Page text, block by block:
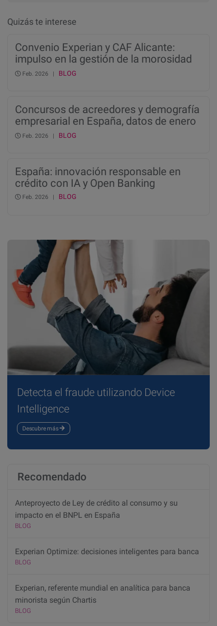
Quizás te interese
Convenio Experian y CAF Alicante:
impulso en la gestión de la morosidad
en fincas
Feb. 2026 | BLOG
Concursos de acreedores y demografía
empresarial en España, datos de enero
de 2026
Feb. 2026 | BLOG
España: innovación responsable en
crédito con IA y Open Banking
Feb. 2026 | BLOG
Detecta el fraude utilizando Device
Intelligence
Descubre más
Recomendado
Anteproyecto de Ley de crédito al consumo y su
impacto en el BNPL en España
BLOG
Experian Optimize: decisiones inteligentes para banca
BLOG
Experian, referente mundial en analítica para banca
minorista según Chartis
BLOG